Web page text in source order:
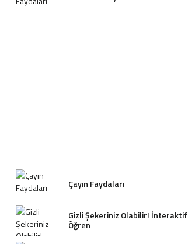
Çayın Faydaları
Gizli Şekeriniz Olabilir! İnteraktif
Öğren